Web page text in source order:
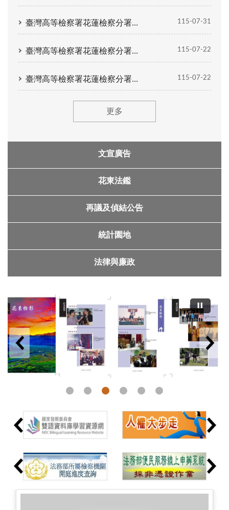
臺灣⾼等檢察署花蓮檢察分署公開甄選法警1名錄取名單公告 115-07-31
臺灣⾼等檢察署花蓮檢察分署公開甄選約僱⼈員（三等書記官職務代理⼈）1 名錄取名單公告 115-07-22
臺灣⾼等檢察署花蓮檢察分署第2次公開甄選約僱⼈員（法警職務代理⼈）1 名錄取名單公告 115-07-22
更多
文宣廣告
花東法鑑
再議及偵結公告
統計園地
法律與廉政
署史-花東檢影-1